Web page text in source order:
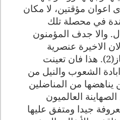
مؤقتين، لا مكان
في محصلة تلك
والا جدف المؤمنون
الاخيرة عنصرية
وانتقائية ومتكاذبة بامتياز(2). هذا فان تعينت
ابادة الشعوب والنيل من
من المناضلين
العالميون
جيدا ومتفق عليها